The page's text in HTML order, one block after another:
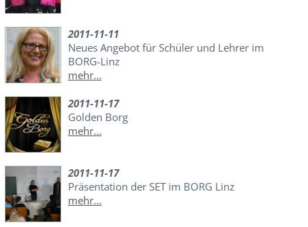
2011-11-11
Neues Angebot für Schüler und Lehrer im
BORG-Linz
mehr...
2011-11-17
Golden Borg
mehr...
2011-11-17
Präsentation der SET im BORG Linz
mehr...